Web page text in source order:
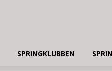
SPRINGKLUBBEN